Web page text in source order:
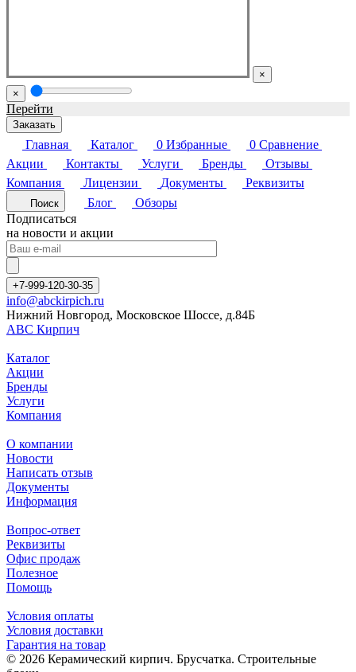
×
×
Перейти
Заказать
Главная Каталог 0 Избранные 0 Сравнение
Акции
Контакты Услуги Бренды
Отзывы
Компания
Лицензии Документы Реквизиты
Поиск Блог
Обзоры
Подписаться
на новости и акции
+7-999-120-30-35
info@abckirpich.ru
Нижний Новгород, Московское Шоссе, д.84Б
АВС Кирпич
Каталог
Акции
Бренды
Услуги
Компания
О компании
Новости
Написать отзыв
Документы
Информация
Вопрос-ответ
Реквизиты
Офис продаж
Полезное
Помощь
Условия оплаты
Условия доставки
Гарантия на товар
© 2026 Керамический кирпич. Брусчатка. Строительные